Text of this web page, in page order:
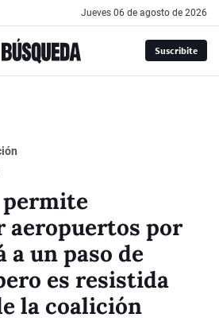
jueves 06 de agosto de 2026
Suscribite
permite
aeropuertos por
a un paso de
es resistida
la coalición